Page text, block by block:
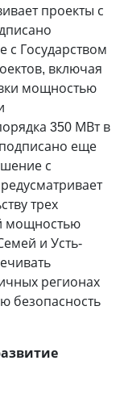
проекты с
с Государством
включая
мощностью
350 МВт в
еще
с
трех
мощностью
и Усть-
регионах
безопасность